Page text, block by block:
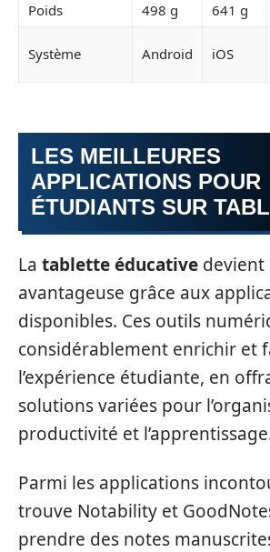
Poids
498 g 641 g
Système Android iOS
LES MEILLEURES
APPLICATIONS POUR
ÉTUDIANTS SUR
La tablette éducative
avantageuse grâce aux
disponibles. Ces outils
considérablement enrichir et
l’expérience étudiante, en
solutions variées pour
productivité et
Parmi les applications
trouve Notability et
prendre des notes